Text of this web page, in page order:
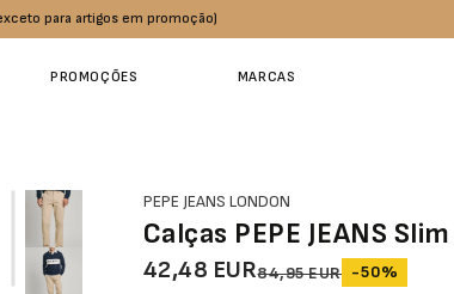
para artigos em promoção)
PROMOÇÕES MARCAS
PEPE JEANS LONDON
Calças PEPE JEANS
42,48 EUR84,95 EUR -50%